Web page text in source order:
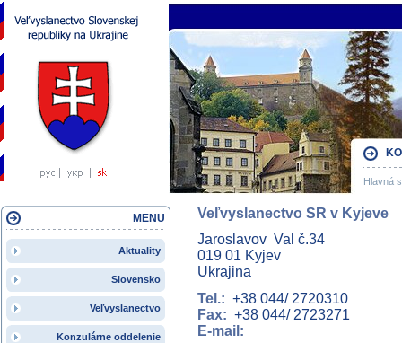
Hlavná
MENU
Aktuality
Slovensko
Veľvyslanectvo
Konzulárne oddelenie
Veľvyslanectvo SR v Kyjeve
Jaroslavov Val č.34
019 01 Kyjev
Ukrajina
Tel.: +38 044/ 2720310
Fax: +38 044/ 2723271
E-mail: